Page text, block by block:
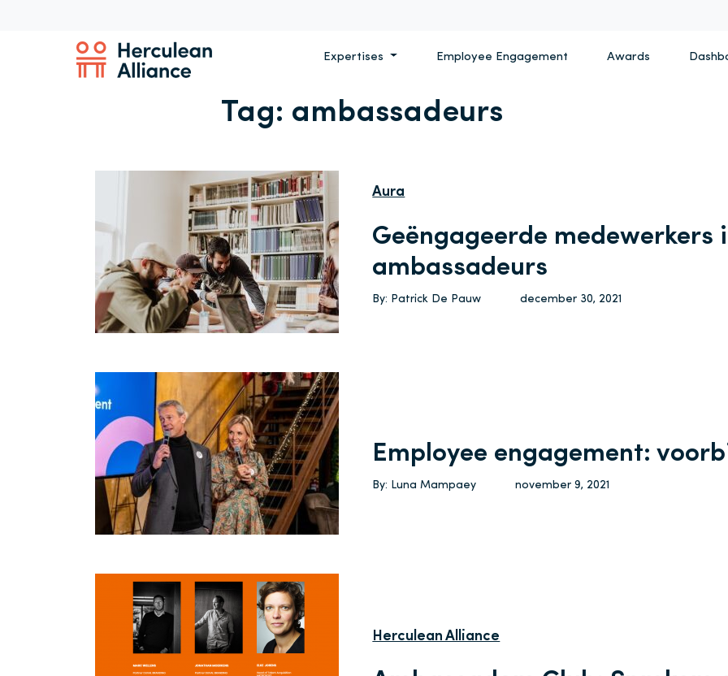
Expertises Employee Engagement Awards
Tag: ambassadeurs
Aura
Geëngageerde medewerkers
ambassadeurs
By: Patrick De Pauw december 30, 2021
Employee engagement:
By: Luna Mampaey november 9, 2021
Herculean Alliance